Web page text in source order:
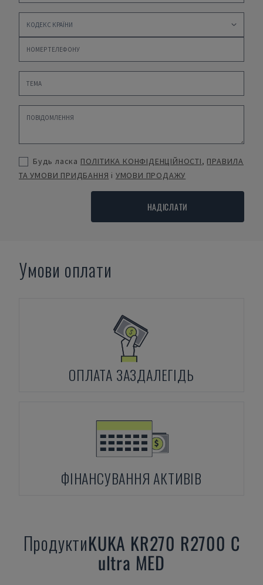
Будь ласка ПОЛІТИКА КОНФІДЕНЦІЙНОСТІ, ПРАВИЛА
ТА УМОВИ ПРИДБАННЯ і УМОВИ ПРОДАЖУ
НАДІСЛАТИ
Умови оплати
ОПЛАТА ЗАЗДАЛЕГІДЬ
ФІНАНСУВАННЯ АКТИВІВ
ПродуктиKUKA KR270 R2700 C
ultra MED